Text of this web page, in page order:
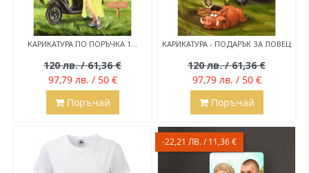
КАРИКАТУРА ПО ПОРЪЧКА 1...
120 лв. / 61,36 €
97,79 лв. / 50 €
Поръчай
КАРИКАТУРА - ПОДАРЪК ЗА ЛОВЕЦ
120 лв. / 61,36 €
97,79 лв. / 50 €
Поръчай
-22,21 ЛВ. / 11,36 €